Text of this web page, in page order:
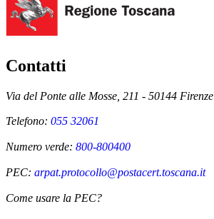
Contatti
Via del Ponte alle Mosse, 211 - 50144 Firenze
Telefono: 055 32061
Numero verde: 800-800400
PEC: arpat.protocollo@postacert.toscana.it
Come usare la PEC?